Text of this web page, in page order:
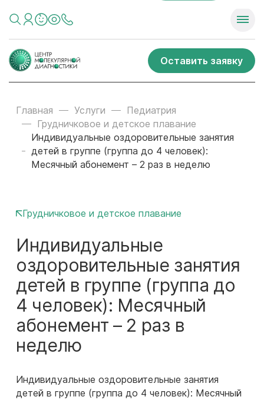
Оставить заявку
Главная Услуги
Педиатрия
Грудничковое и детское плавание
Индивидуальные оздоровительные занятия
детей в группе (группа до 4 человек):
Месячный абонемент – 2 раз в неделю
Грудничковое и детское плавание
Индивидуальные
оздоровительные занятия
детей в группе (группа до
4 человек): Месячный
абонемент – 2 раз в
неделю
Индивидуальные оздоровительные занятия
детей в группе (группа до 4 человек): Месячный